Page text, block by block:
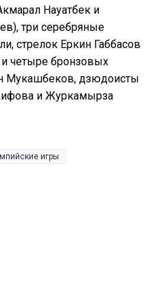
Науатбек и
три серебряные
стрелок Еркин Габбасов
четыре бронзовых
Мукашбеков, дзюдоисты
и Журкамырза
игры